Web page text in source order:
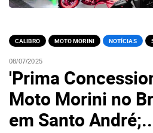
CALIBRO MOTO MORINI NOTÍCIAS
08/07/2025
'Prima
Moto Morini no
em Santo